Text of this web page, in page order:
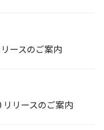
ースのご案内
リリースのご案内